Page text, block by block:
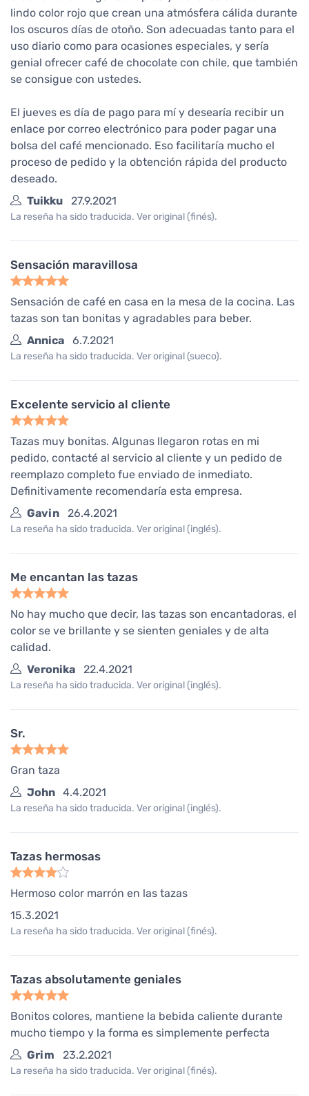
lindo color rojo que crean una atmósfera cálida durante
los oscuros días de otoño. Son adecuadas tanto para el
uso diario como para ocasiones especiales, y sería
genial ofrecer café de chocolate con chile, que también
se consigue con ustedes.
El jueves es día de pago para mí y desearía recibir un
enlace por correo electrónico para poder pagar una
bolsa del café mencionado. Eso facilitaría mucho el
proceso de pedido y la obtención rápida del producto
deseado.
Tuikku
27.9.2021
La reseña ha sido traducida. Ver original (finés).
Sensación maravillosa
Sensación de café en casa en la mesa de la cocina. Las
tazas son tan bonitas y agradables para beber.
Annica
6.7.2021
La reseña ha sido traducida. Ver original (sueco).
Excelente servicio al cliente
Tazas muy bonitas. Algunas llegaron rotas en mi
pedido, contacté al servicio al cliente y un pedido de
reemplazo completo fue enviado de inmediato.
Definitivamente recomendaría esta empresa.
Gavin
26.4.2021
La reseña ha sido traducida. Ver original (inglés).
Me encantan las tazas
No hay mucho que decir, las tazas son encantadoras, el
color se ve brillante y se sienten geniales y de alta
calidad.
Veronika
22.4.2021
La reseña ha sido traducida. Ver original (inglés).
Sr.
Gran taza
John 4.4.2021
La reseña ha sido traducida. Ver original (inglés).
Tazas hermosas
Hermoso color marrón en las tazas
15.3.2021
La reseña ha sido traducida. Ver original (finés).
Tazas absolutamente geniales
Bonitos colores, mantiene la bebida caliente durante
mucho tiempo y la forma es simplemente perfecta
Grim
23.2.2021
La reseña ha sido traducida. Ver original (finés).